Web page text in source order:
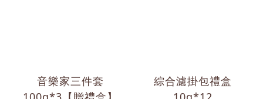
音樂家三件套
綜合濾掛包禮盒